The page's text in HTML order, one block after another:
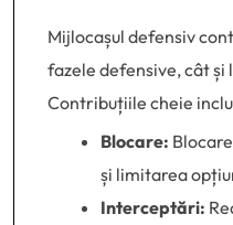
Mijlocașul defensiv
fazele defensive, cât și
Contribuțiile cheie
Blocare:
și limitarea
Interceptări: